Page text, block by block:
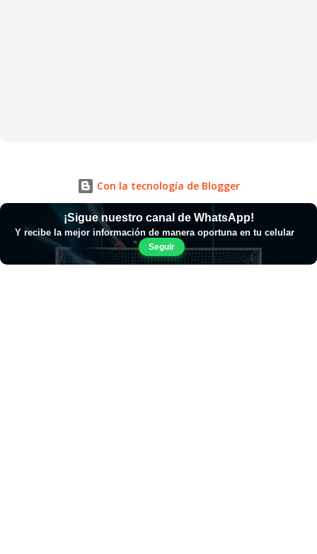
Con la tecnología de Blogger
¡Sigue nuestro canal de WhatsApp!
Y recibe la mejor información de manera oportuna en tu celular
Seguir